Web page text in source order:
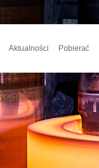
Aktualności Pobierać